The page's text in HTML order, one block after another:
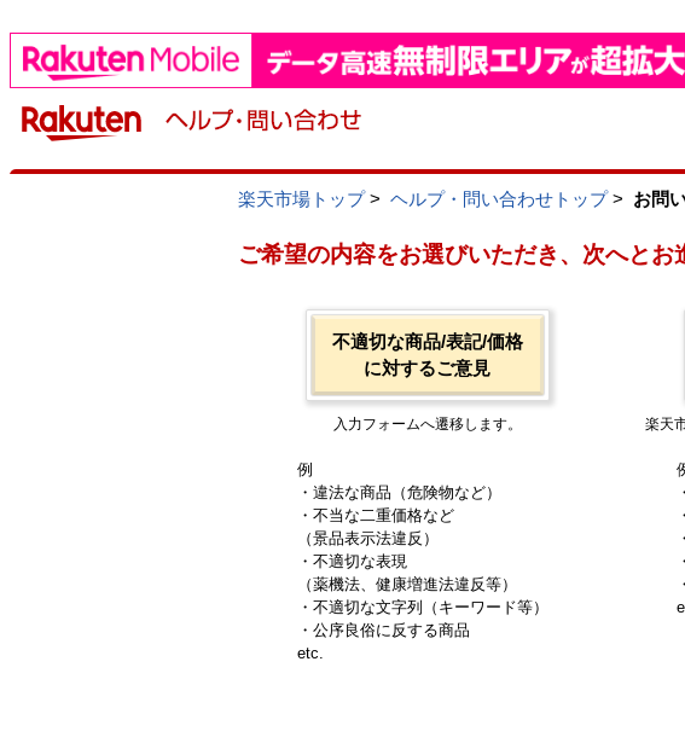
楽天市場トップ> ヘルプ・問い合わせトップ> お問
ご希望の内容をお選びいただき、次へとお
不適切な商品/表記/価格
に対するご意見
入力フォームへ遷移します。
例
・違法な商品（危険物など）
・不当な二重価格など
（景品表示法違反）
・不適切な表現
（薬機法、健康増進法違反等）
・不適切な文字列（キーワード等）
・公序良俗に反する商品
etc.
楽天